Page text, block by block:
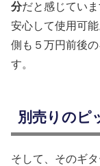
分だと感じてい
安心して使用可
側も５万円前後
す。
別売りのピ
そして、そのギ